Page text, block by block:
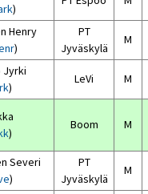
)
Henry
)
PT
Jyväskylä
M
Jyrki
)
LeVi M
)
Boom M
Severi
)
PT
Jyväskylä
M